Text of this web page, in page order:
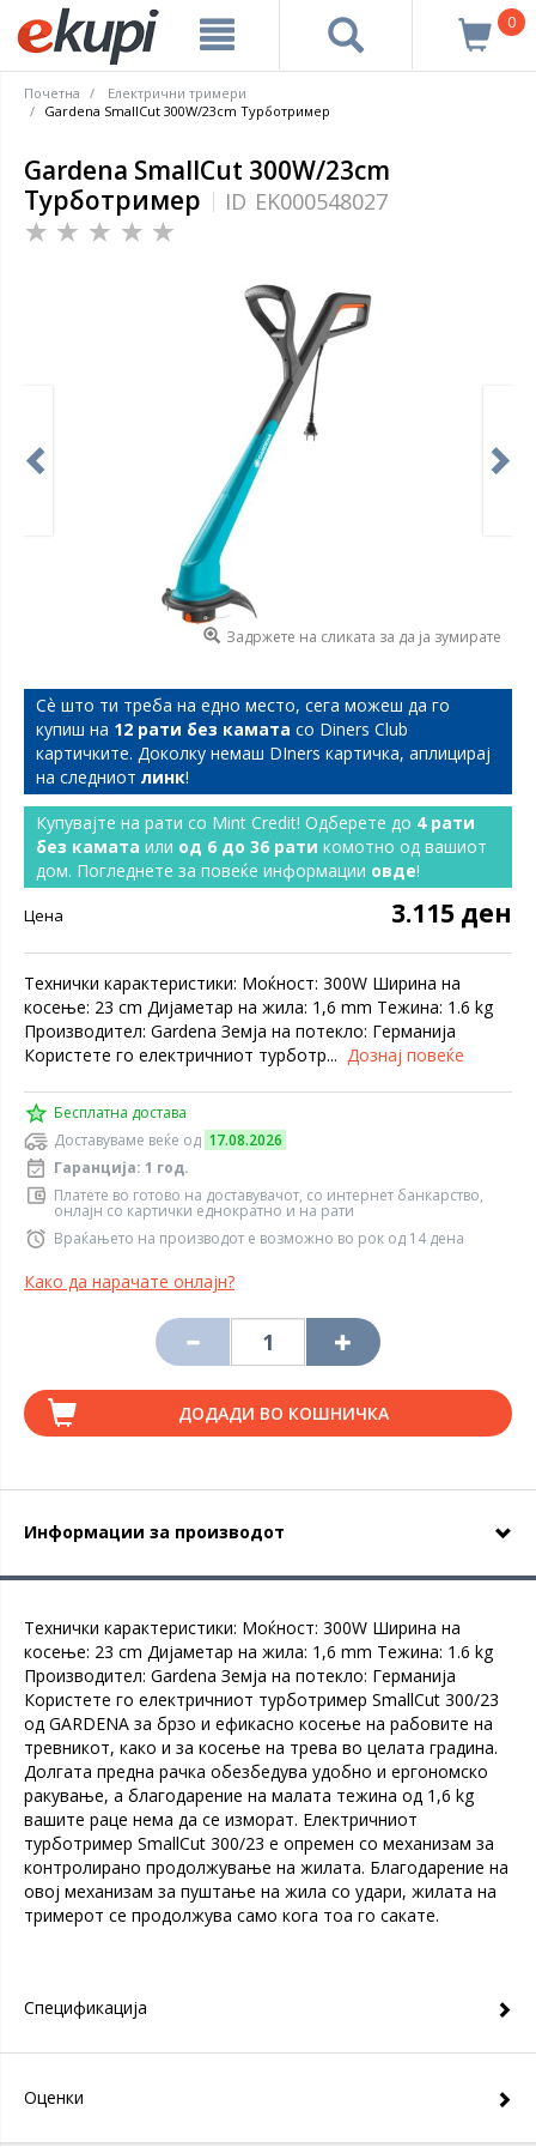
0
Почетна
Електрични тримери
Gardena SmallCut 300W/23cm Турботример
Gardena SmallCut 300W/23cm
Турботример
ID EK000548027
Задржете на сликата за да ја зумирате
Сѐ што ти треба на едно место, сега можеш да го
купиш на 12 рати без камата со Diners Club
картичките. Доколку немаш DIners картичка, аплицирај
на следниот линк!
Купувајте на рати со Mint Credit! Одберете до 4 рати
без камата или од 6 до 36 рати комотно од вашиот
дом. Погледнете за повеќе информации овде!
Цена 3.115 ден
Технички карактеристики: Моќност: 300W Ширина на
косење: 23 cm Дијаметар на жила: 1,6 mm Тежина: 1.6 kg
Производител: Gardena Земја на потекло: Германија
Користете го електричниот турботр... Дознај повеќе
Бесплатна достава
Доставуваме веќе од 17.08.2026
Гаранција: 1 год.
Платете во готово на доставувачот, со интернет банкарство,
онлајн со картички еднократно и на рати
Враќањето на производот е возможно во рок од 14 дена
Како да нарачате онлајн?
ДОДАДИ ВО КОШНИЧКА
Информации за производот
Технички карактеристики: Моќност: 300W Ширина на
косење: 23 cm Дијаметар на жила: 1,6 mm Тежина: 1.6 kg
Производител: Gardena Земја на потекло: Германија
Користете го електричниот турботример SmallCut 300/23
од GARDENA за брзо и ефикасно косење на рабовите на
тревникот, како и за косење на трева во целата градина.
Долгата предна рачка обезбедува удобно и ергономско
ракување, а благодарение на малата тежина од 1,6 kg
вашите раце нема да се изморат. Електричниот
турботример SmallCut 300/23 е опремен со механизам за
контролирано продолжување на жилата. Благодарение на
овој механизам за пуштање на жила со удари, жилата на
тримерот се продолжува само кога тоа го сакате.
Спецификација
Оценки